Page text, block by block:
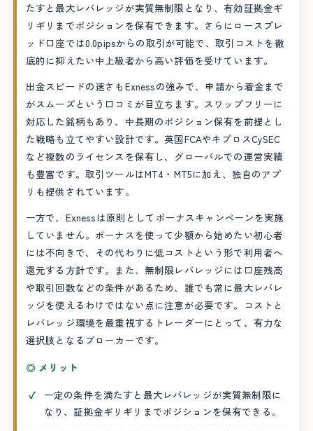
たすと最大レバレッジが実質無制限となり、有効証拠金ギ
リギリまでポジションを保有できます。さらにロースプレ
ッド口座では0.0pipsからの取引が可能で、取引コストを徹
底的に抑えたい中上級者から高い評価を受けています。
出金スピードの速さもExnessの強みで、申請から着金まで
がスムーズという口コミが目立ちます。スワップフリーに
対応した銘柄もあり、中長期のポジション保有を前提とし
た戦略も立てやすい設計です。英国FCAやキプロスCySEC
など複数のライセンスを保有し、グローバルでの運営実績
も豊富です。取引ツールはMT4・MT5に加え、独自のアプ
リも提供されています。
一方で、Exnessは原則としてボーナスキャンペーンを実施
していません。ボーナスを使って少額から始めたい初心者
には不向きで、その代わりに低コストという形で利用者へ
還元する方針です。また、無制限レバレッジには口座残高
や取引回数などの条件があるため、誰でも常に最大レバレ
ッジを使えるわけではない点に注意が必要です。コストと
レバレッジ環境を最重視するトレーダーにとって、有力な
選択肢となるブローカーです。
◎ メリット
一定の条件を満たすと最大レバレッジが実質無制限に
なり、証拠金ギリギリまでポジションを保有できる。